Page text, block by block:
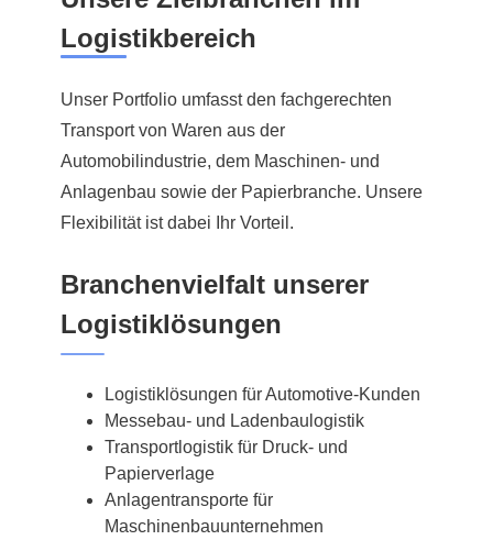
Logistikbereich
Unser Portfolio umfasst den fachgerechten
Transport von Waren aus der
Automobilindustrie, dem Maschinen- und
Anlagenbau sowie der Papierbranche. Unsere
Flexibilität ist dabei Ihr Vorteil.
Branchenvielfalt unserer
Logistiklösungen
Logistiklösungen für Automotive-Kunden
Messebau- und Ladenbaulogistik
Transportlogistik für Druck- und
Papierverlage
Anlagentransporte für
Maschinenbauunternehmen